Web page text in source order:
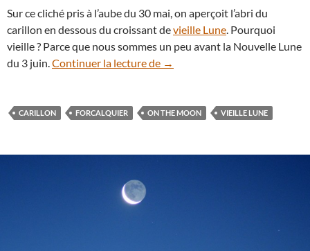
Sur ce cliché pris à l’aube du 30 mai, on aperçoit l’abri du
carillon en dessous du croissant devieille Lune . Pourquoi
vieille ? Parce que nous sommes un peu avant la Nouvelle Lune
du 3 juin. Continuer la lecture de La vieille Lune et la chapelle
→
CARILLON FORCALQUIER ON THE MOON VIEILLE LUNE